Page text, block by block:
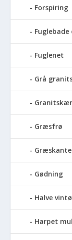
Forspiring
Fuglenet
Grå
Græsfrø
Gødning
Halve
Harpet